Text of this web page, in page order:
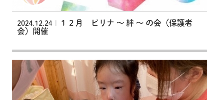
2024.12.24 |
１２月 ピリナ 〜 絆 〜 の会（保護者
会）開催